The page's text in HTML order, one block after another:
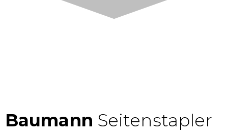
Baumann Seitenstapler